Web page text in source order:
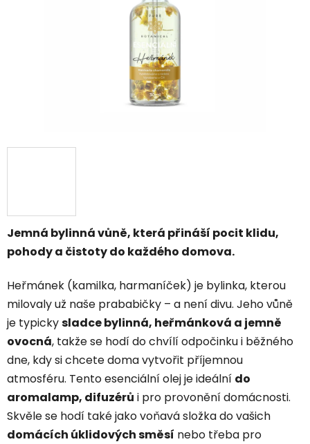
Jemná bylinná vůně, která přináší pocit klidu,
pohody a čistoty do každého domova.
Heřmánek (kamilka, harmaníček) je bylinka, kterou
milovaly už naše prababičky – a není divu. Jeho vůně
je typickysladce bylinná, heřmánková a jemně
ovocná, takže se hodí do chvílí odpočinku i běžného
dne, kdy si chcete doma vytvořit příjemnou
atmosféru. Tento esenciální olej je ideální do
aromalamp, difuzérů i pro provonění domácnosti.
Skvěle se hodí také jako voňavá složka do vašich
domácích úklidových směsí nebo třeba pro